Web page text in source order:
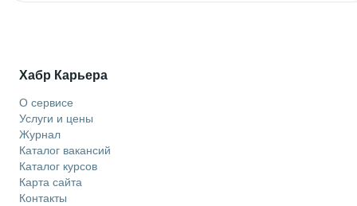
Хабр Карьера
О сервисе
Услуги и цены
Журнал
Каталог вакансий
Каталог курсов
Карта сайта
Контакты